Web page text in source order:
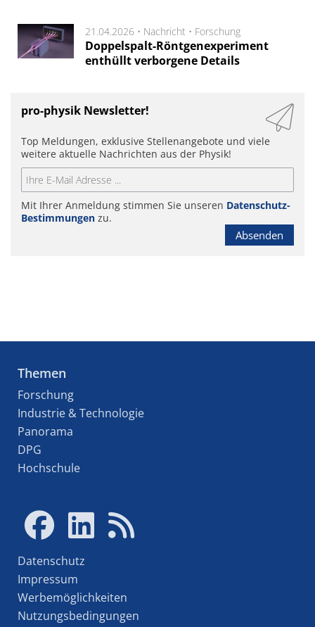
21.04.2026 • Nachricht • Forschung
Doppelspalt-Röntgenexperiment
enthüllt verborgene Details
pro-physik Newsletter!
Top Meldungen, exklusive Stellenangebote und viele
weitere aktuelle Nachrichten aus der Physik!
Mit Ihrer Anmeldung stimmen Sie unseren Datenschutz-
Bestimmungen zu.
Absenden
Themen
Forschung
Industrie & Technologie
Panorama
DPG
Hochschule
Datenschutz
Impressum
Werbemöglichkeiten
Nutzungsbedingungen